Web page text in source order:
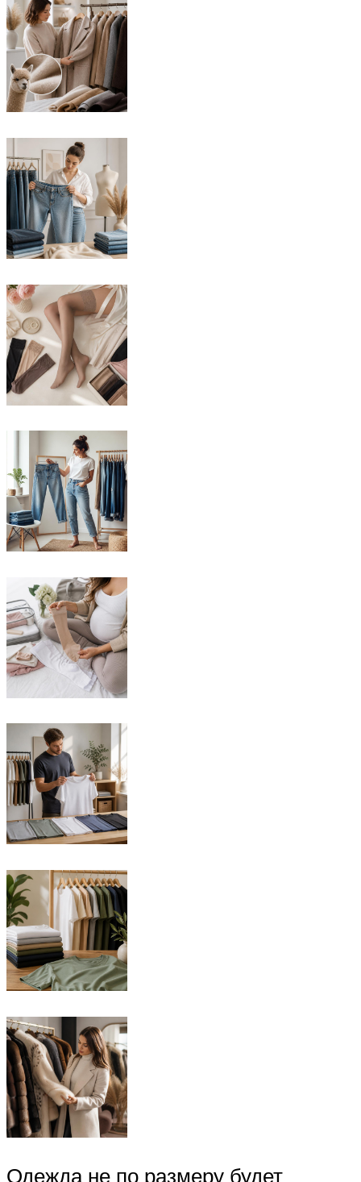
Одежда не по размеру будет